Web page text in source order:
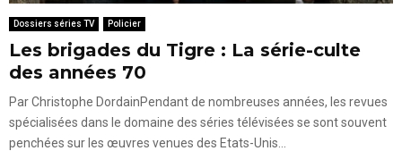
Dossiers séries TV Policier
Les brigades du Tigre : La série-culte
des années 70
Par Christophe DordainPendant de nombreuses années, les revues
spécialisées dans le domaine des séries télévisées se sont souvent
penchées sur les œuvres venues des Etats-Unis...